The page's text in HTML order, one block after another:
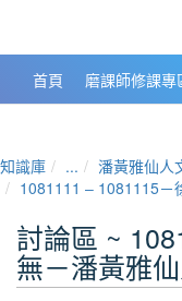
首頁 磨課師修課專
知識庫 ...
潘黃雅仙人
1081111 ‒ 1081115－
討論區 ~
無－潘黃雅